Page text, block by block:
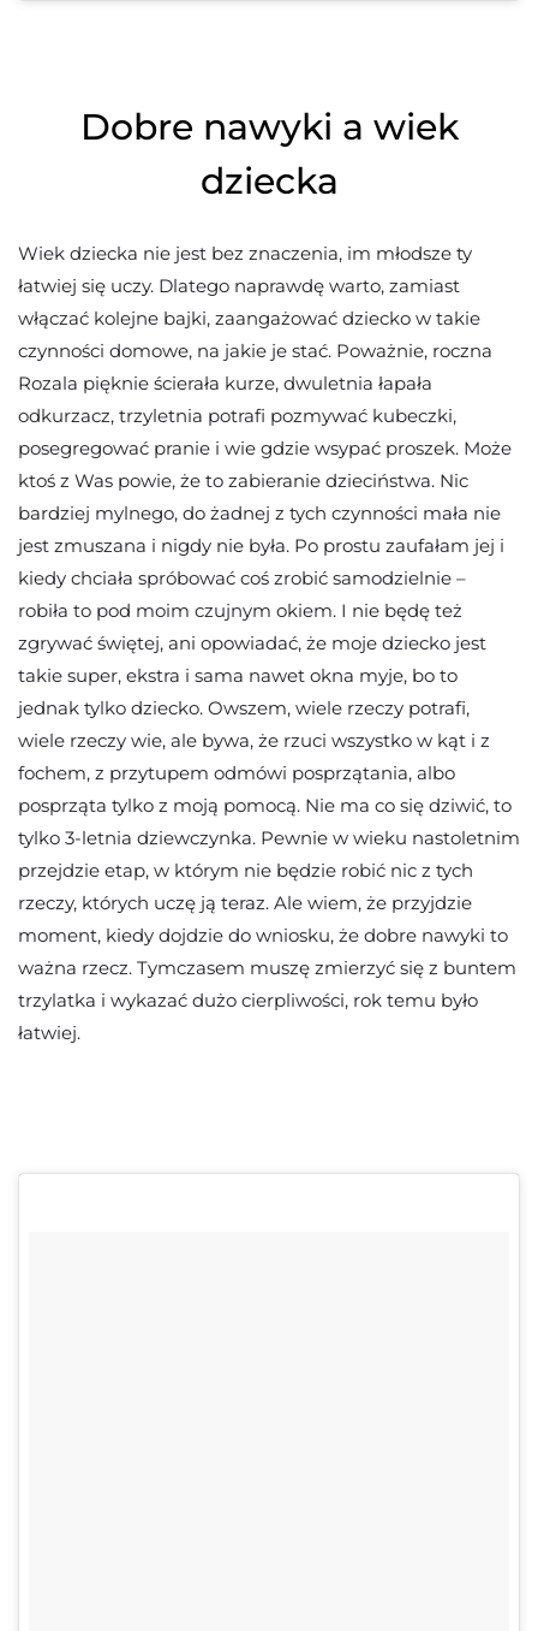
Dobre nawyki a wiek
dziecka
Wiek dziecka nie jest bez znaczenia, im młodsze ty
łatwiej się uczy. Dlatego naprawdę warto, zamiast
włączać kolejne bajki, zaangażować dziecko w takie
czynności domowe, na jakie je stać. Poważnie, roczna
Rozala pięknie ścierała kurze, dwuletnia łapała
odkurzacz, trzyletnia potrafi pozmywać kubeczki,
posegregować pranie i wie gdzie wsypać proszek. Może
ktoś z Was powie, że to zabieranie dzieciństwa. Nic
bardziej mylnego, do żadnej z tych czynności mała nie
jest zmuszana i nigdy nie była. Po prostu zaufałam jej i
kiedy chciała spróbować coś zrobić samodzielnie –
robiła to pod moim czujnym okiem. I nie będę też
zgrywać świętej, ani opowiadać, że moje dziecko jest
takie super, ekstra i sama nawet okna myje, bo to
jednak tylko dziecko. Owszem, wiele rzeczy potrafi,
wiele rzeczy wie, ale bywa, że rzuci wszystko w kąt i z
fochem, z przytupem odmówi posprzątania, albo
posprząta tylko z moją pomocą. Nie ma co się dziwić, to
tylko 3-letnia dziewczynka. Pewnie w wieku nastoletnim
przejdzie etap, w którym nie będzie robić nic z tych
rzeczy, których uczę ją teraz. Ale wiem, że przyjdzie
moment, kiedy dojdzie do wniosku, że dobre nawyki to
ważna rzecz. Tymczasem muszę zmierzyć się z buntem
trzylatka i wykazać dużo cierpliwości, rok temu było
łatwiej.